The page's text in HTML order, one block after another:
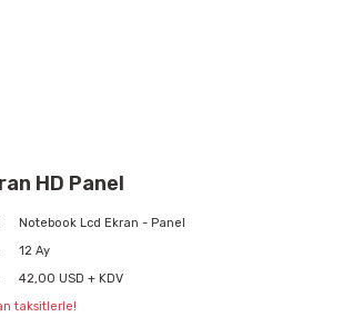
HD Panel
Notebook Lcd Ekran - Panel
12 Ay
42,00 USD + KDV
taksitlerle!